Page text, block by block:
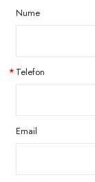
Nume
Telefon
Email